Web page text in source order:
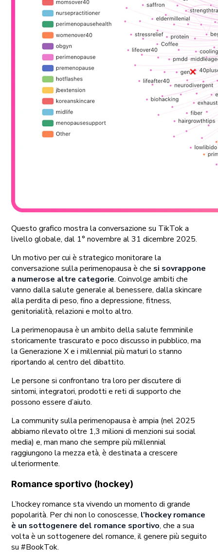
Questo grafico mostra la conversazione su TikTok a
livello globale, dal 1° novembre al 31 dicembre 2025.
Un motivo per cui è strategico monitorare la
conversazione sulla perimenopausa è che si sovrappone
a numerose altre categorie. Coinvolge ambiti che
vanno dalla salute generale al benessere, dalla skincare
alla perdita di peso, fino a depressione, fitness,
genitorialità, relazioni e molto altro.
La perimenopausa è un ambito della salute femminile
storicamente trascurato e poco discusso in pubblico, ma
la Generazione X e i millennial più maturi lo stanno
riportando al centro del dibattito.
Le persone si confrontano tra loro per discutere di
sintomi, integratori, prodotti e reti di supporto che
possono essere d’aiuto.
La community sulla perimenopausa è ampia (nel 2025
abbiamo rilevato oltre 1,3 milioni di menzioni sui social
media) e, man mano che sempre più millennial
raggiungono la mezza età, è destinata a crescere
ulteriormente.
Romance sportivo (hockey)
L’hockey romance sta vivendo un momento di grande
popolarità. Per chi non lo conoscesse, l’hockey romance
è un sottogenere del romance sportivo, che a sua
volta è un sottogenere del romance, il genere più seguito
su #BookTok.